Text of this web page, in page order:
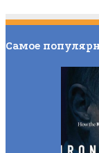
Самое